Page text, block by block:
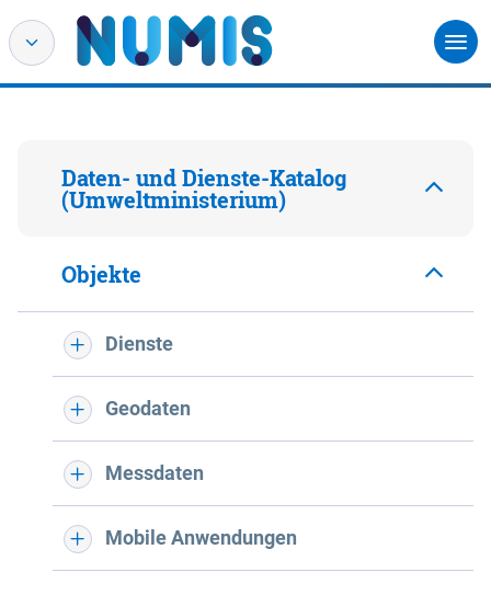
Daten- und Dienste-Katalog
(Umweltministerium)
Objekte
Dienste
Geodaten
Messdaten
Mobile Anwendungen